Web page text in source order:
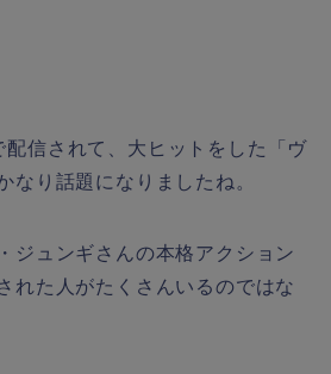
信されて、大ヒットをした「ヴ
なり話題になりましたね。
ジュンギさんの本格アクション
れた人がたくさんいるのではな